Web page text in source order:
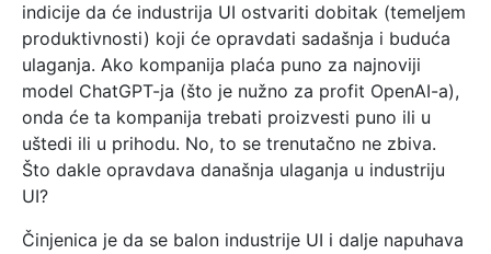
indicije da će industrija UI ostvariti dobitak (temeljem
produktivnosti) koji će opravdati sadašnja i buduća
ulaganja. Ako kompanija plaća puno za najnoviji
model ChatGPT-ja (što je nužno za profit OpenAI-a),
onda će ta kompanija trebati proizvesti puno ili u
uštedi ili u prihodu. No, to se trenutačno ne zbiva.
Što dakle opravdava današnja ulaganja u industriju
UI?
Činjenica je da se balon industrije UI i dalje napuhava